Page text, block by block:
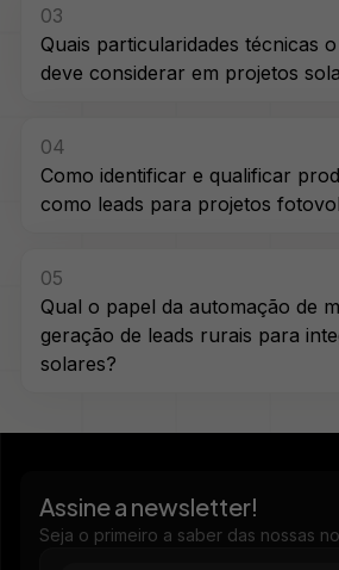
03
Quais particularidades técnicas
deve considerar em projetos
04
Como identificar e qualificar
como leads para projetos
05
Qual o papel da automação de
geração de leads rurais para
solares?
Assine a newsletter!
Seja o primeiro a saber das nossas